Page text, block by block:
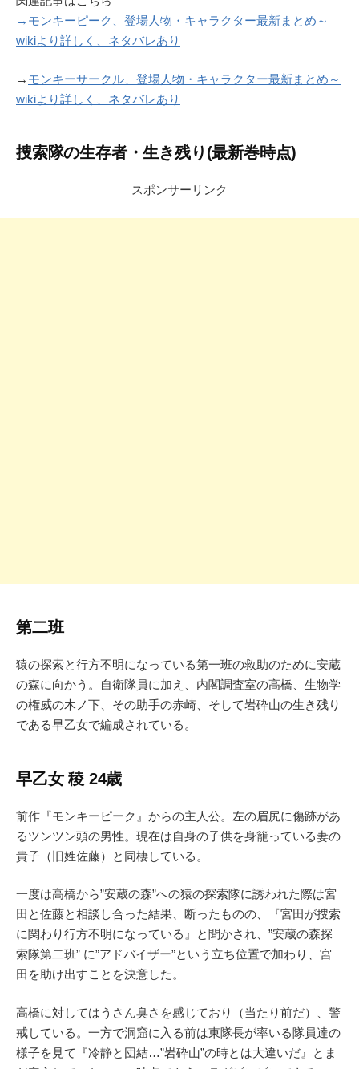
→モンキーピーク、登場人物・キャラクター最新まとめ～
wikiより詳しく、ネタバレあり
→ モンキーサークル、登場人物・キャラクター最新まとめ～
wikiより詳しく、ネタバレあり
捜索隊の生存者・生き残り(最新巻時点)
スポンサーリンク
第二班
猿の探索と行方不明になっている第一班の救助のために安蔵
の森に向かう。自衛隊員に加え、内閣調査室の高橋、生物学
の権威の木ノ下、その助手の赤崎、そして岩砕山の生き残り
である早乙女で編成されている。
早乙女 稜 24歳
前作『モンキーピーク』からの主人公。左の眉尻に傷跡があ
るツンツン頭の男性。現在は自身の子供を身籠っている妻の
貴子（旧姓佐藤）と同棲している。
一度は高橋から”安蔵の森”への猿の探索隊に誘われた際は宮
田と佐藤と相談し合った結果、断ったものの、『宮田が捜索
に関わり行方不明になっている』と聞かされ、”安蔵の森探
索隊第二班” に”アドバイザー”という立ち位置で加わり、宮
田を助け出すことを決意した。
高橋に対してはうさん臭さを感じており（当たり前だ）、警
戒している。一方で洞窟に入る前は東隊長が率いる隊員達の
様子を見て『冷静と団結…”岩砕山”の時とは大違いだ』とま